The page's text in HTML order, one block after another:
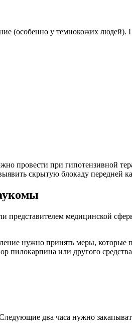
(особенно у темнокожих
провести при гипотензивной
скрытую блокаду передней
представителем медицинской
нужно принять меры,
пилокарпина или другого
два часа нужно